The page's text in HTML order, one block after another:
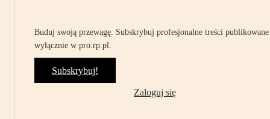
Buduj swoją przewagę. Subskrybuj profesjonalne treści publikowane
wyłącznie w pro.rp.pl.
Subskrybuj!
Zaloguj się